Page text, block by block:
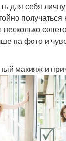
для себя
получаться
на фото и
макияж и